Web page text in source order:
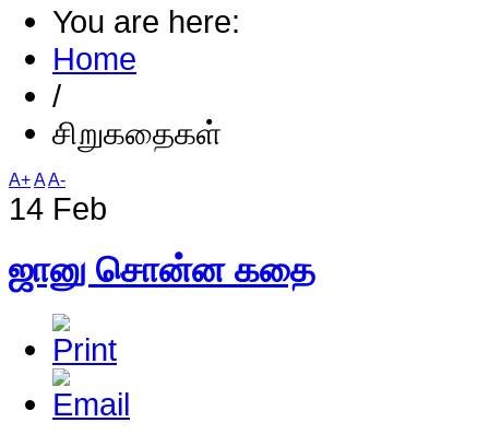
You are here:
Home
/
சிறுகதைகள்
A+AA-
14 Feb
ஜானு சொன்ன கதை